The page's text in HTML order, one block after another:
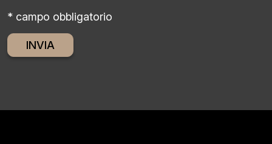
* campo obbligatorio